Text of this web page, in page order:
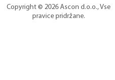
Copyright © 2026 Ascon d.o.o., Vse
pravice pridržane.